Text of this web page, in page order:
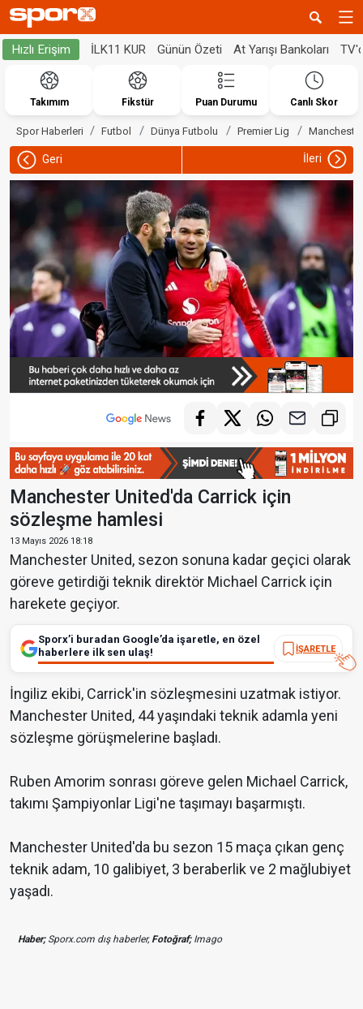
Hızlı Erişim İLK11 KUR Günün Özeti At Yarışı Bankoları
Takımım Fikstür Puan Durumu Canlı Skor
Spor Haberleri Futbol Dünya Futbolu Premier Lig
Geri İleri
Manchester United'da Carrick için
sözleşme hamlesi
13 Mayıs 2026 18:18
Manchester United, sezon sonuna kadar geçici olarak
göreve getirdiği teknik direktör Michael Carrick için
harekete geçiyor.
Sporx’i buradan Google’da işaretle, en özel
haberlere ilk sen ulaş!
İŞARETLE
İngiliz ekibi, Carrick'in sözleşmesini uzatmak istiyor.
Manchester United, 44 yaşındaki teknik adamla yeni
sözleşme görüşmelerine başladı.
Ruben Amorim sonrası göreve gelen Michael Carrick,
takımı Şampiyonlar Ligi'ne taşımayı başarmıştı.
Manchester United'da bu sezon 15 maça çıkan genç
teknik adam, 10 galibiyet, 3 beraberlik ve 2 mağlubiyet
yaşadı.
Haber;Sporx.com dış haberler,Fotoğraf;Imago